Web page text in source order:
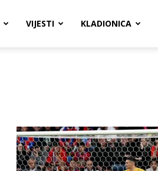
VIJESTI KLADIONICA